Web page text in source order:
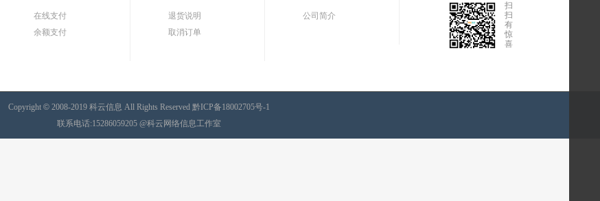
在线支付
余额支付
退货说明
取消订单
公司简介
扫
扫
有
惊
喜
Copyright ©2008-2019 科云信息 All Rights Reserved 黔ICP备18002705号-1
联系电话:15286059205 @科云网络信息工作室